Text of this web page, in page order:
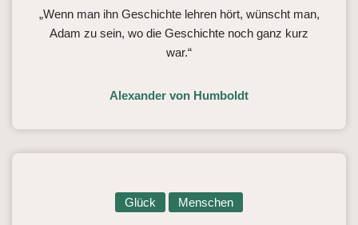
„Wenn man ihn Geschichte lehren hört, wünscht man,
Adam zu sein, wo die Geschichte noch ganz kurz
war.“
Alexander von Humboldt
Glück Menschen